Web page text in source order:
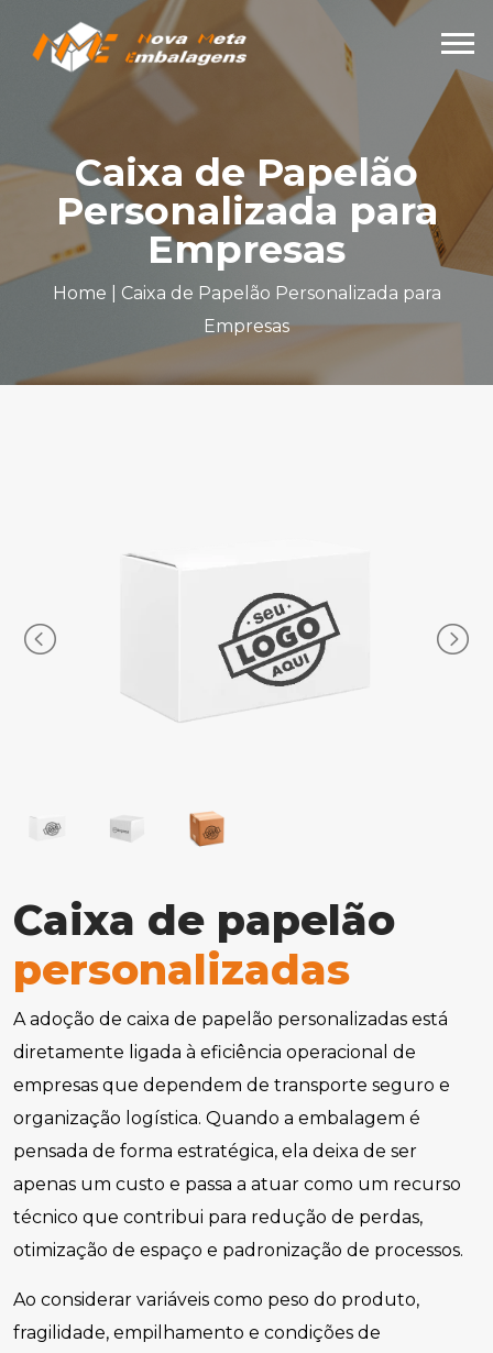
Caixa de Papelão
Personalizada para
Empresas
Home
Caixa de Papelão Personalizada para
Empresas
Caixa de papelão
personalizadas
A adoção de caixa de papelão personalizadas está
diretamente ligada à eficiência operacional de
empresas que dependem de transporte seguro e
organização logística. Quando a embalagem é
pensada de forma estratégica, ela deixa de ser
apenas um custo e passa a atuar como um recurso
técnico que contribui para redução de perdas,
otimização de espaço e padronização de processos.
Ao considerar variáveis como peso do produto,
fragilidade, empilhamento e condições de